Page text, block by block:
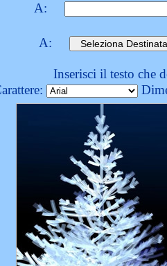
A:
A:
Inserisci il testo che